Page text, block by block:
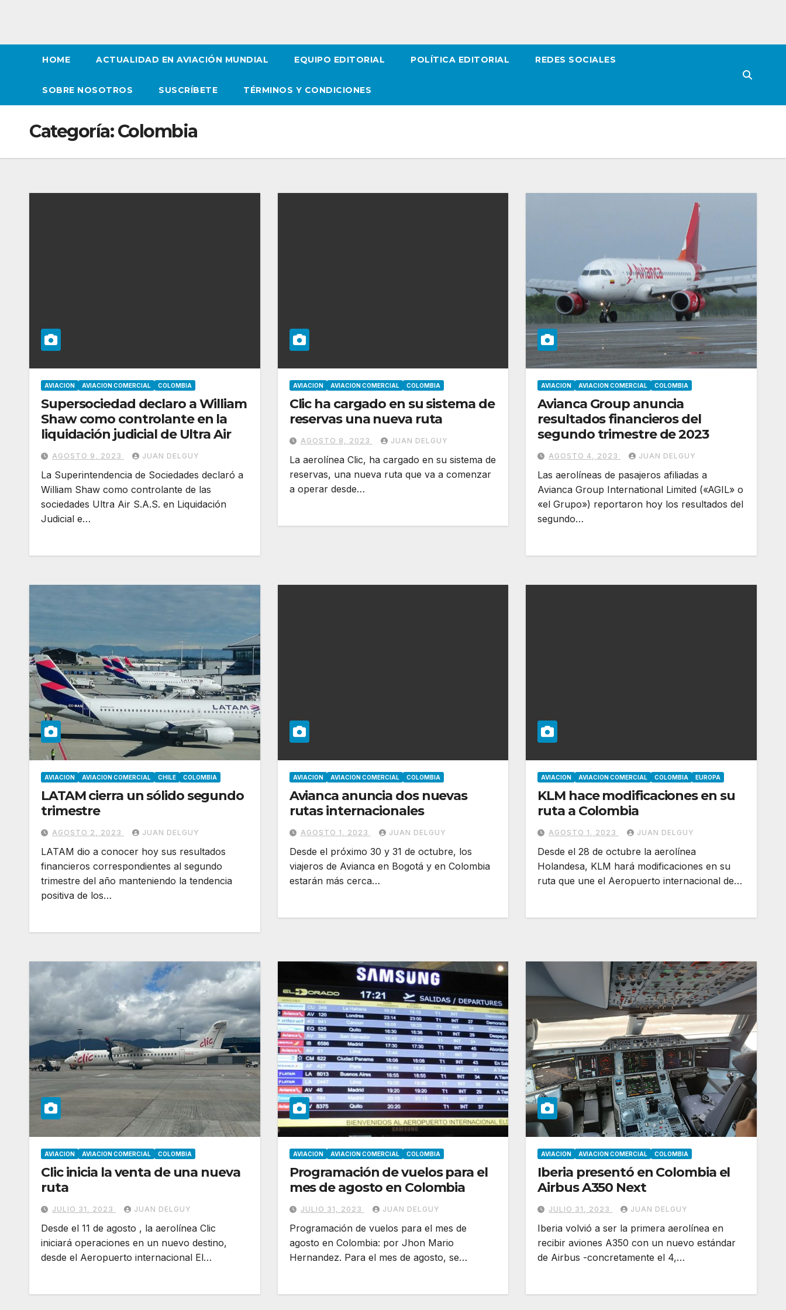
HOME ACTUALIDAD EN AVIACIÓN MUNDIAL EQUIPO EDITORIAL POLÍTICA EDITORIAL REDES SOCIALES
SOBRE NOSOTROS SUSCRÍBETE TÉRMINOS Y CONDICIONES
Categoría:Colombia
AVIACION AVIACION COMERCIAL COLOMBIA
Supersociedad declaro a William
Shaw como controlante en la
liquidación judicial de Ultra Air
AGOSTO 9, 2023 JUAN DELGUY
La Superintendencia de Sociedades declaró a
William Shaw como controlante de las
sociedades Ultra Air S.A.S. en Liquidación
Judicial e…
AVIACION AVIACION COMERCIAL COLOMBIA
Clic ha cargado en su sistema de
reservas una nueva ruta
AGOSTO 8, 2023 JUAN DELGUY
La aerolínea Clic, ha cargado en su sistema de
reservas, una nueva ruta que va a comenzar
a operar desde…
AVIACION AVIACION COMERCIAL COLOMBIA
Avianca Group anuncia
resultados financieros del
segundo trimestre de 2023
AGOSTO 4, 2023 JUAN DELGUY
Las aerolíneas de pasajeros afiliadas a
Avianca Group International Limited («AGIL» o
«el Grupo») reportaron hoy los resultados del
segundo…
AVIACION AVIACION COMERCIAL CHILE COLOMBIA
LATAM cierra un sólido segundo
trimestre
AGOSTO 2, 2023 JUAN DELGUY
LATAM dio a conocer hoy sus resultados
financieros correspondientes al segundo
trimestre del año manteniendo la tendencia
positiva de los…
AVIACION AVIACION COMERCIAL COLOMBIA
Avianca anuncia dos nuevas
rutas internacionales
AGOSTO 1, 2023 JUAN DELGUY
Desde el próximo 30 y 31 de octubre, los
viajeros de Avianca en Bogotá y en Colombia
estarán más cerca…
AVIACION AVIACION COMERCIAL COLOMBIA EUROPA
KLM hace modificaciones en su
ruta a Colombia
AGOSTO 1, 2023 JUAN DELGUY
Desde el 28 de octubre la aerolínea
Holandesa, KLM hará modificaciones en su
ruta que une el Aeropuerto internacional de…
AVIACION AVIACION COMERCIAL COLOMBIA
Clic inicia la venta de una nueva
ruta
JULIO 31, 2023 JUAN DELGUY
Desde el 11 de agosto , la aerolínea Clic
iniciará operaciones en un nuevo destino,
desde el Aeropuerto internacional El…
AVIACION AVIACION COMERCIAL COLOMBIA
Programación de vuelos para el
mes de agosto en Colombia
JULIO 31, 2023 JUAN DELGUY
Programación de vuelos para el mes de
agosto en Colombia: por Jhon Mario
Hernandez. Para el mes de agosto, se…
AVIACION AVIACION COMERCIAL COLOMBIA
Iberia presentó en Colombia el
Airbus A350 Next
JULIO 31, 2023 JUAN DELGUY
Iberia volvió a ser la primera aerolínea en
recibir aviones A350 con un nuevo estándar
de Airbus -concretamente el 4,…